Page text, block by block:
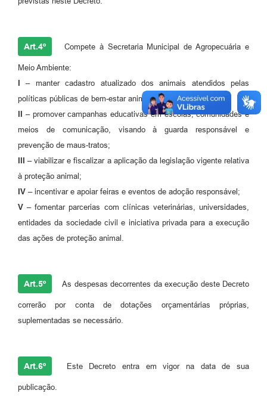
Art.4º Compete à Secretaria Municipal de Agropecuária e
Meio Ambiente:
I –manter cadastro atualizado dos animais atendidos pelas
políticas públicas de bem-estar animal;
II –promover campanhas educativas em escolas, comunidades e
meios de comunicação, visando à guarda responsável e
prevenção de maus-tratos;
III –viabilizar e fiscalizar a aplicação da legislação vigente relativa
à proteção animal;
IV –incentivar e apoiar feiras e eventos de adoção responsável;
V –fomentar parcerias com clínicas veterinárias, universidades,
entidades da sociedade civil e iniciativa privada para a execução
das ações de proteção animal.
Art.5º As despesas decorrentes da execução deste Decreto
correrão por conta de dotações orçamentárias próprias,
suplementadas se necessário.
Art.6º Este Decreto entra em vigor na data de sua
publicação.